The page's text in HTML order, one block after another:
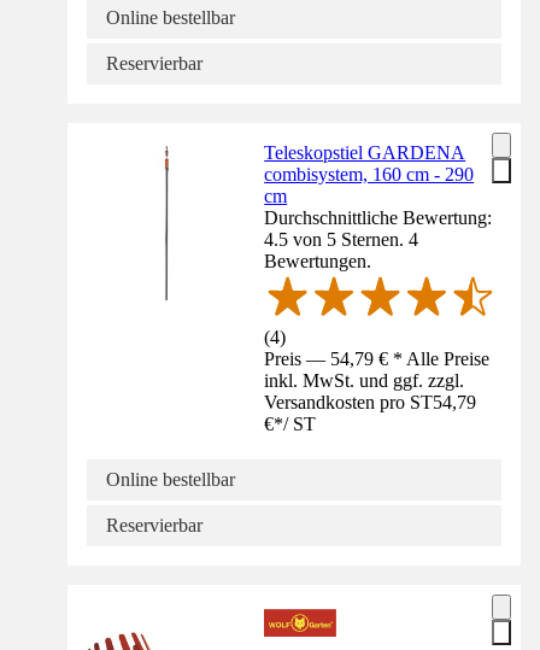
Online bestellbar
Reservierbar
Teleskopstiel GARDENA
combisystem, 160 cm - 290
cm
Durchschnittliche Bewertung:
4.5 von 5 Sternen. 4
Bewertungen.
(4)
Preis — 54,79 € * Alle Preise
inkl. MwSt. und ggf. zzgl.
Versandkosten pro ST54,79
€*/ ST
Online bestellbar
Reservierbar